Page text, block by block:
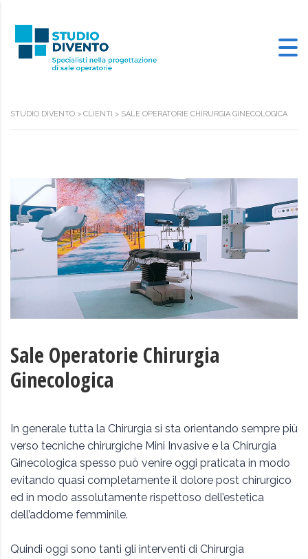
STUDIO DIVENTO > CLIENTI > SALE OPERATORIE CHIRURGIA GINECOLOGICA
Sale Operatorie Chirurgia
Ginecologica
In generale tutta la Chirurgia si sta orientando sempre più
verso tecniche chirurgiche Mini Invasive e la Chirurgia
Ginecologica spesso può venire oggi praticata in modo
evitando quasi completamente il dolore post chirurgico
ed in modo assolutamente rispettoso dell’estetica
dell’addome femminile.
Quindi oggi sono tanti gli interventi di Chirurgia